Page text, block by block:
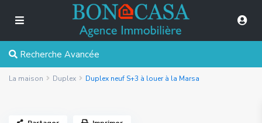
Recherche Avancée
La maison Duplex Duplex neuf S+3 à louer à la Marsa